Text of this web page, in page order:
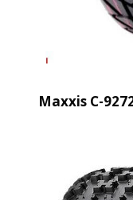
Maxxis C-